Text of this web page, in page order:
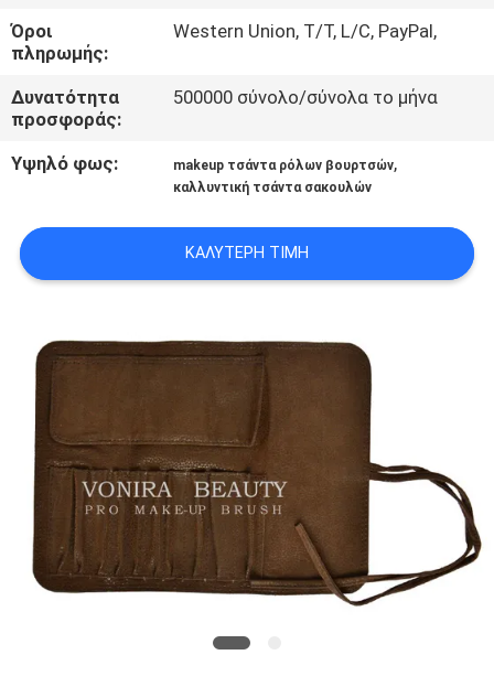
Όροι
πληρωμής:
Western Union, T/T, L/C, PayPal,
Δυνατότητα
προσφοράς:
500000 σύνολο/σύνολα το μήνα
Υψηλό φως: makeup τσάντα ρόλων βουρτσών,
καλλυντική τσάντα σακουλών
ΚΑΛΎΤΕΡΗ ΤΙΜΉ